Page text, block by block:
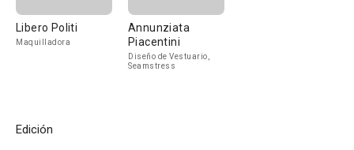
Libero Politi
Maquilladora
Annunziata
Piacentini
Diseño de Vestuario,
Seamstress
Edición